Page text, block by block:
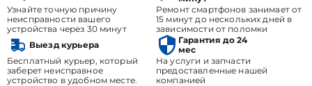
Узнайте точную причину
неисправности вашего
устройства через 30 минут
Ремонт смартфонов занимает от
15 минут до нескольких дней в
зависимости от поломки
Выезд курьера
Бесплатный курьер, который
заберет неисправное
устройство в удобном месте.
Гарантия до 24
мес
На услуги и запчасти
предоставленные нашей
компанией